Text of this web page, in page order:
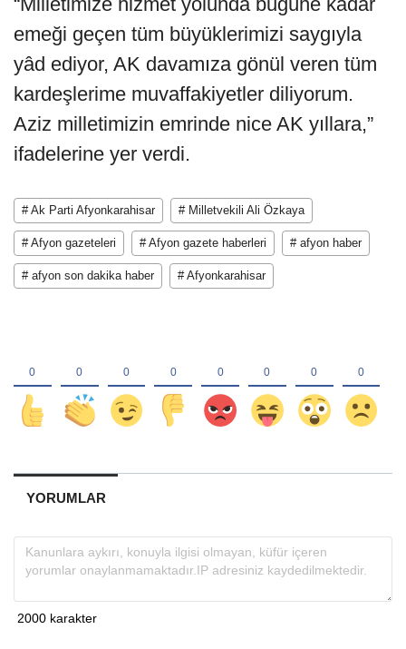
emeği geçen tüm büyüklerimizi saygıyla
yâd ediyor, AK davamıza gönül veren tüm
kardeşlerime muvaffakiyetler diliyorum.
Aziz milletimizin emrinde nice AK yıllara,”
ifadelerine yer verdi.
# Ak Parti Afyonkarahisar # Milletvekili Ali Özkaya
# Afyon gazeteleri # Afyon gazete haberleri # afyon haber
# afyon son dakika haber # Afyonkarahisar
YORUMLAR